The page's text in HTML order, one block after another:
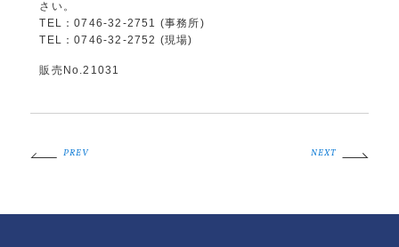
さい。
TEL：0746-32-2751 (事務所)
TEL：0746-32-2752 (現場)
販売No.21031
PREV NEXT